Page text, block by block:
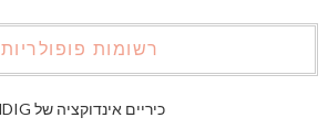
רשומות פופולריות
כיריים אינדוקציה של GRUNDIG